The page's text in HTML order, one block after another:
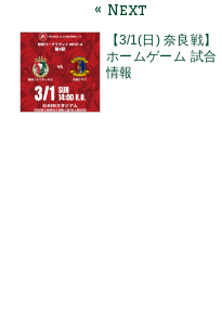
« Next
【3/1(日) 奈良戦】
ホームゲーム 試合
情報